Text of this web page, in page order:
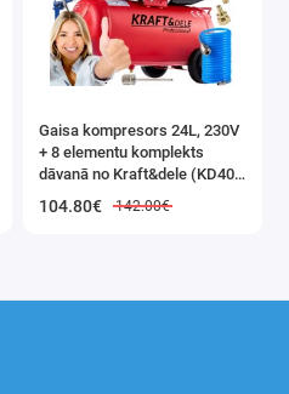
Gaisa kompresors 24L, 230V
+ 8 elementu komplekts
dāvanā no Kraft&dele (KD400
104.80€ 142.00€